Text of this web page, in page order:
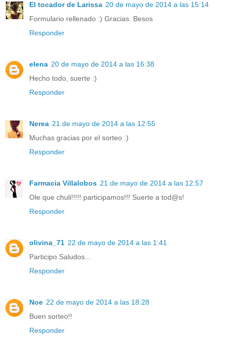
El tocador de Larissa 20 de mayo de 2014 a las 15:14
Formulario rellenado :) Gracias. Besos
Responder
elena 20 de mayo de 2014 a las 16:38
Hecho todo, suerte :)
Responder
Nerea 21 de mayo de 2014 a las 12:55
Muchas gracias por el sorteo :)
Responder
Farmacia Villalobos 21 de mayo de 2014 a las 12:57
Ole que chuli!!!!! participamos!!! Suerte a tod@s!
Responder
olivina_71 22 de mayo de 2014 a las 1:41
Participo.Saludos...
Responder
Noe 22 de mayo de 2014 a las 18:28
Buen sorteo!!
Responder